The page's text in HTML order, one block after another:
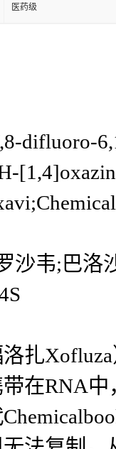
医药级
difluoro-
沙韦;巴洛
扎
在RNA